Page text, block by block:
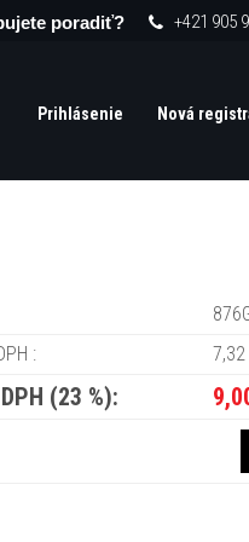
poradiť? +421 905
Prihlásenie Nová
:
7,32
(23 %):